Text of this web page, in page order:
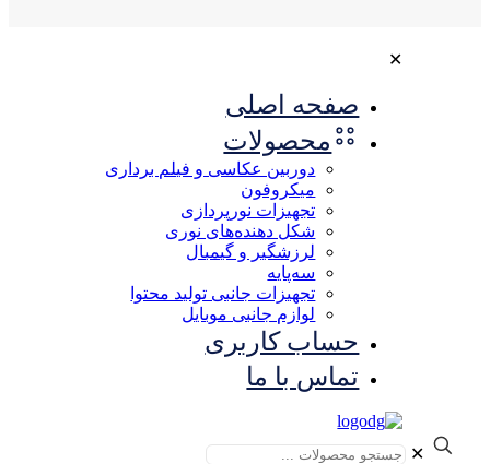
✕
صفحه اصلی
محصولات
دوربین عکاسی و فیلم برداری
میکروفون
تجهیزات نورپردازی
شکل‌ دهنده‌های نوری
لرزشگیر و گیمبال
سه‌پایه
تجهیزات جانبی تولید محتوا
لوازم جانبی موبایل
حساب کاربری
تماس با ما
✕